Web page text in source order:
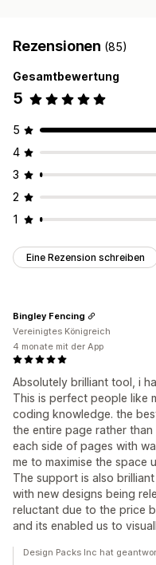
Rezensionen (85)
Gesamtbewertung
5
5
4
3
2
1
Eine Rezension schreiben
Absolutely brilliant tool, i
This is perfect people like
coding knowledge. the
the entire page rather
each side of pages with
me to maximise the space
The support is also
with new designs being
reluctant due to the price
and its enabled us to
Bingley Fencing
Vereinigtes Königreich
4 monate mit der App
Design Packs Inc hat